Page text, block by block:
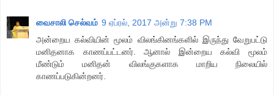
வைசாலி செல்வம் 9 ஏப்ரல், 2017 அன்று 7:38 PM
அன்றைய கல்வியின் மூலம் விலங்கினங்களில் இருந்து வேறுபட்டு
மனிதனாக காணப்பட்டனர். ஆனால் இன்றைய கல்வி மூலம்
மீண்டும் மனிதன் விலங்குகளாக மாறிய நிலையில்
காணப்படுகின்றனர்.